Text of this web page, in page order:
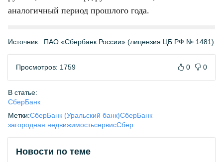
аналогичный период прошлого года.
Источник: ПАО «Сбербанк России» (лицензия ЦБ РФ № 1481)
Просмотров: 1759 0 0
В статье:
СберБанк
Метки:СберБанк (Уральский банк)СберБанк
загородная недвижимостьсервисСбер
Новости по теме